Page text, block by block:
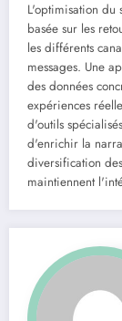
L'optimisation du
basée sur les
les différents
messages. Une
des données
expériences
d'outils
d'enrichir la
diversification
maintiennent